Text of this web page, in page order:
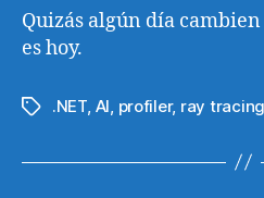
Quizás algún día cambien
es hoy.
Etiquetas
.NET AI profiler, ray tracing